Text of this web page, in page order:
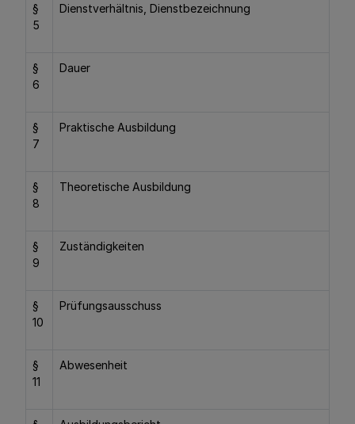
§
5
Dienstverhältnis, Dienstbezeichnung
§
6
Dauer
§
7
Praktische Ausbildung
§
8
Theoretische Ausbildung
§
9
Zuständigkeiten
§
10
Prüfungsausschuss
§
11
Abwesenheit